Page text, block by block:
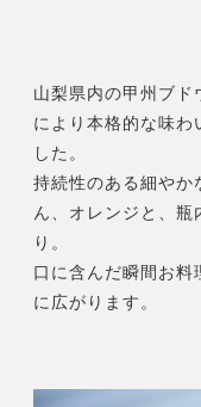
ン
グ
甲
州
2023
個
山梨県内の甲州ブド
により本格的な味わ
した。
持続性のある細やか
ん、オレンジと、瓶
り。
口に含んだ瞬間お料
に広がります。